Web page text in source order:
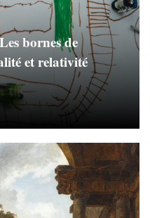
bornes de
et relativité